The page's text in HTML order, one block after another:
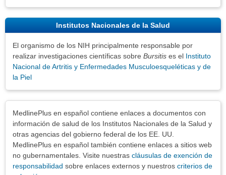
Institutos Nacionales de la Salud
El organismo de los NIH principalmente responsable por
realizar investigaciones científicas sobre Bursitis es el Instituto
Nacional de Artritis y Enfermedades Musculoesqueléticas y de
la Piel
MedlinePlus en español contiene enlaces a documentos con
información de salud de los Institutos Nacionales de la Salud y
otras agencias del gobierno federal de los EE. UU.
MedlinePlus en español también contiene enlaces a sitios web
no gubernamentales. Visite nuestras cláusulas de exención de
responsabilidad sobre enlaces externos y nuestros criterios de